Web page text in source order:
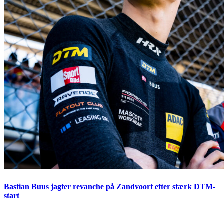
Bastian Buus jagter revanche på Zandvoort efter stærk DTM-
start